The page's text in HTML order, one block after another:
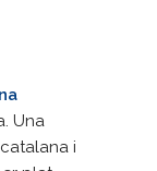
Una
i